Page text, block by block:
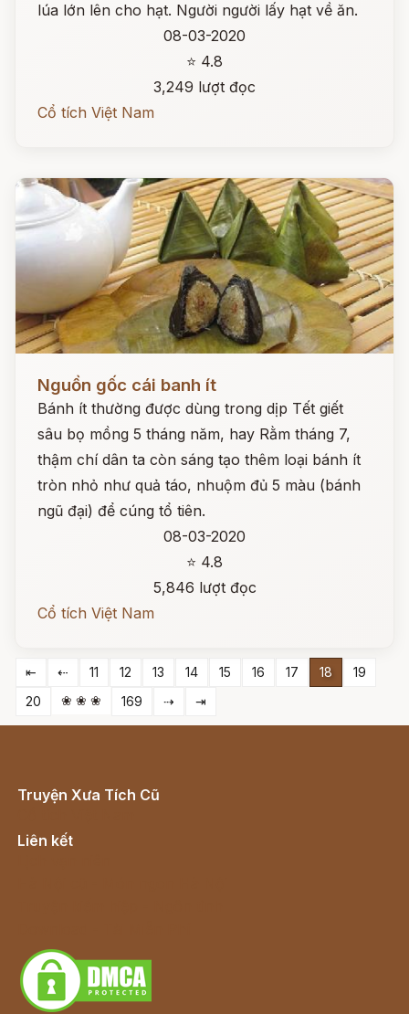
lúa lớn lên cho hạt. Người người lấy hạt về ăn.
08-03-2020
⭐ 4.8
3,249 lượt đọc
Cổ tích Việt Nam
Đọc ngay
Nguồn gốc cái banh ít
Bánh ít thường được dùng trong dịp Tết giết
sâu bọ mồng 5 tháng năm, hay Rằm tháng 7,
thậm chí dân ta còn sáng tạo thêm loại bánh ít
tròn nhỏ như quả táo, nhuộm đủ 5 màu (bánh
ngũ đại) để cúng tổ tiên.
08-03-2020
⭐ 4.8
5,846 lượt đọc
Cổ tích Việt Nam
⇤ ⇠ 11 12 13 14 15 16 17 18
19
20
❀ ❀ ❀ 169 ⇢ ⇥
Truyện Xưa Tích Cũ
Liên kết